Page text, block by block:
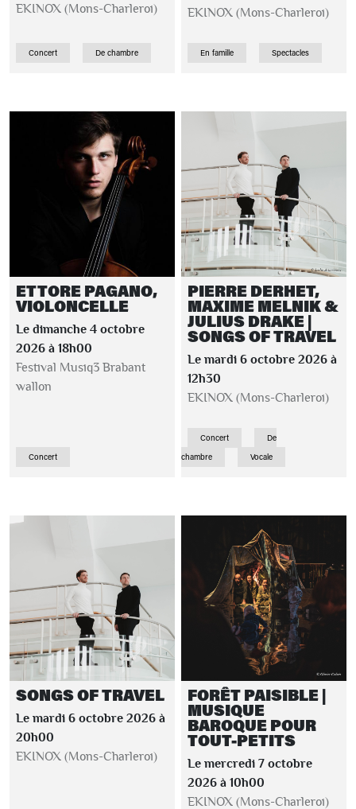
EKINOX (Mons-Charleroi)
Concert De chambre
EKINOX (Mons-Charleroi)
En famille Spectacles
ETTORE PAGANO,
VIOLONCELLE
Le dimanche 4 octobre
2026 à 18h00
Festival Musiq3 Brabant
wallon
Concert
PIERRE DERHET,
MAXIME MELNIK &
JULIUS DRAKE |
SONGS OF TRAVEL
Le mardi 6 octobre 2026 à
12h30
EKINOX (Mons-Charleroi)
Concert
De
chambre
Vocale
SONGS OF TRAVEL
Le mardi 6 octobre 2026 à
20h00
EKINOX (Mons-Charleroi)
FORÊT PAISIBLE |
MUSIQUE
BAROQUE POUR
TOUT-PETITS
Le mercredi 7 octobre
2026 à 10h00
EKINOX (Mons-Charleroi)